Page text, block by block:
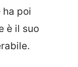
ha poi
è il suo